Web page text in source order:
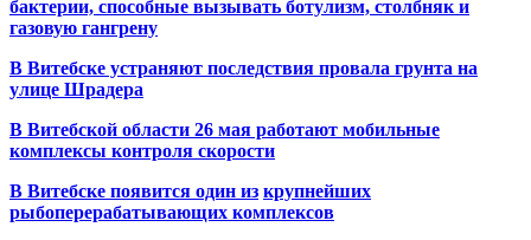
бактерии, способные вызывать ботулизм, столбняк и
газовую гангрену
В Витебске устраняют последствия провала грунта на
улице Шрадера
В Витебской области 26 мая работают мобильные
комплексы контроля скорости
В Витебске появится один из крупнейших
рыбоперерабатывающих комплексов